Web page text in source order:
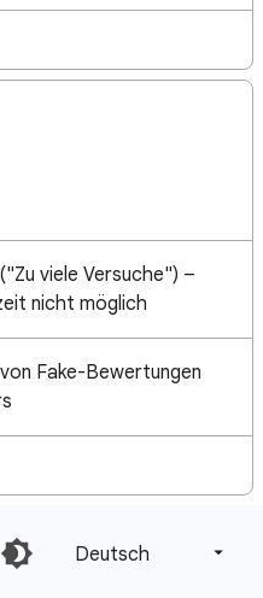
viele Versuche") –
nicht möglich
Fake-Bewertungen
Deutsch‎